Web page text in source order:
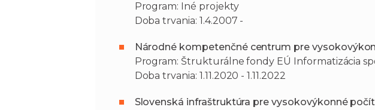
Program: Iné projekty
Doba trvania: 1.4.2007 -
Národné kompetenčné centrum pre
Program: Štrukturálne fondy EÚ Informatizácia
Doba trvania: 1.11.2020 - 1.11.2022
Slovenská infraštruktúra pre vysokovýkonné